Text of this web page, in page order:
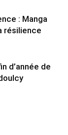
: Manga
résilience
d’année de